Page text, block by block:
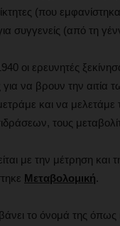
(που
συγγενείς (από τη
οι ερευνητές
για να βρουν την αιτία
και να μελετάμε
τους
με την μέτρηση και
Μεταβολομική.
το όνομά της όπως